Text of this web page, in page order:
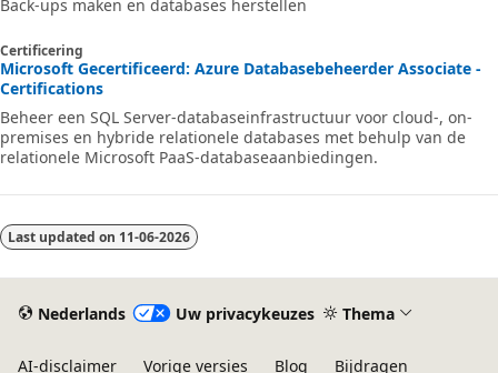
Back-ups maken en databases herstellen
Certificering
Microsoft Gecertificeerd: Azure Databasebeheerder Associate -
Certifications
Beheer een SQL Server-databaseinfrastructuur voor cloud-, on-
premises en hybride relationele databases met behulp van de
relationele Microsoft PaaS-databaseaanbiedingen.
Last updated on 11-06-2026
Nederlands Uw privacykeuzes Thema
AI-disclaimer Vorige versies Blog Bijdragen